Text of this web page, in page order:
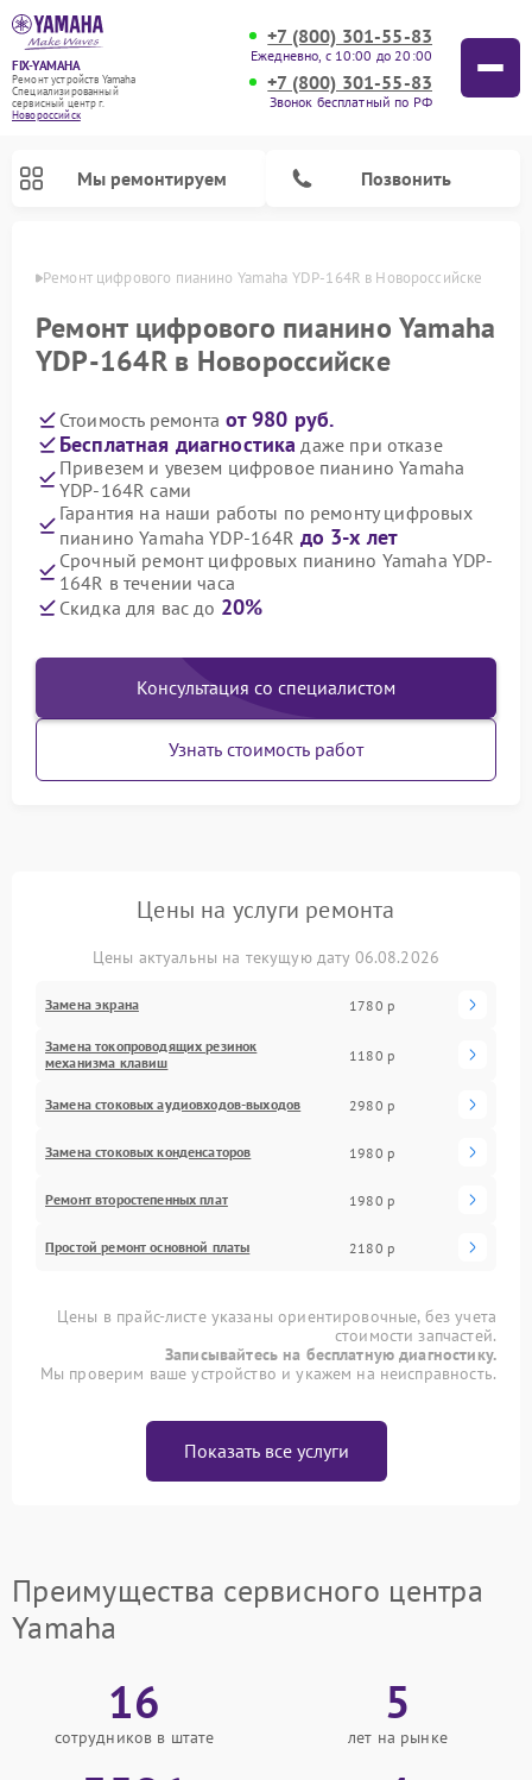
FIX-YAMAHA
Ремонт устройств Yamaha
Специализированный
cервисный центр г.
Новороссийск
+7 (800) 301-55-83
Ежедневно, с 10:00 до 20:00
+7 (800) 301-55-83
Звонок бесплатный по РФ
Мы ремонтируем Позвонить
Ремонт цифрового пианино Yamaha YDP-164R в Новороссийске
Ремонт цифрового пианино Yamaha
YDP-164R в Новороссийске
Стоимость ремонта от 980 руб.
Бесплатная диагностика даже при отказе
Привезем и увезем цифровое пианино Yamaha
YDP-164R сами
Гарантия на наши работы по ремонту цифровых
пианино Yamaha YDP-164R до 3-х лет
Срочный ремонт цифровых пианино Yamaha YDP-
164R в течении часа
Скидка для вас до 20%
Консультация со специалистом
Узнать стоимость работ
Цены на услуги ремонта
Цены актуальны на текущую дату 06.08.2026
Замена экрана 1780 р
Замена токопроводящих резинок
механизма клавиш
1180 р
Замена стоковых аудиовходов-выходов 2980 р
Замена стоковых конденсаторов 1980 р
Ремонт второстепенных плат 1980 р
Простой ремонт основной платы 2180 р
Цены в прайс-листе указаны ориентировочные, без учета
стоимости запчастей.
Записывайтесь на бесплатную диагностику.
Мы проверим ваше устройство и укажем на неисправность.
Показать все услуги
Преимущества сервисного центра
Yamaha
16
сотрудников в штате
5
лет на рынке